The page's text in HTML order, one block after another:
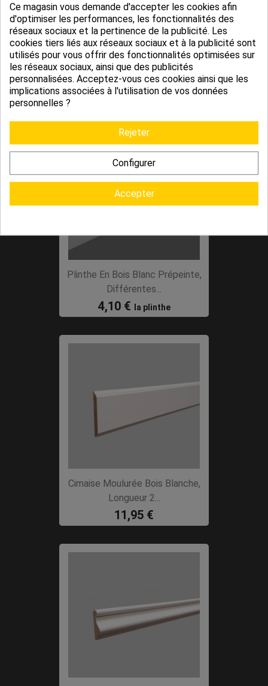
Plinthe En Pin Massif Sans Nœuds,
Différentes...
4,72 €
Plinthe En Bois Blanc Prépeinte,
Différentes...
4,10 € la plinthe
Cimaise Moulurée Bois Blanche,
Longueur 2...
11,95 €
Ce magasin vous demande d'accepter les cookies afin
d'optimiser les performances, les fonctionnalités des
réseaux sociaux et la pertinence de la publicité. Les
cookies tiers liés aux réseaux sociaux et à la publicité sont
utilisés pour vous offrir des fonctionnalités optimisées sur
les réseaux sociaux, ainsi que des publicités
personnalisées. Acceptez-vous ces cookies ainsi que les
implications associées à l'utilisation de vos données
personnelles ?
Rejeter
Configurer
Accepter